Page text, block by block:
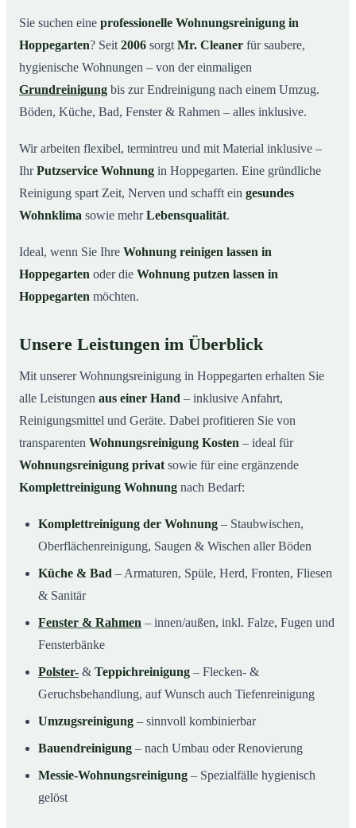
03Warum Mr. Cleaner in Hoppegarten?
04So funktioniert’s
05Typische Anlässe für eine Wohnungsreinigung
08So reinigen unsere Profis Ihre Wohnung in
Hoppegarten
Sie suchen eine professionelle Wohnungsreinigung in
Hoppegarten? Seit 2006 sorgt Mr. Cleaner für saubere,
hygienische Wohnungen – von der einmaligen
Grundreinigung bis zur Endreinigung nach einem Umzug.
Böden, Küche, Bad, Fenster & Rahmen – alles inklusive.
Wir arbeiten flexibel, termintreu und mit Material inklusive –
IhrPutzservice Wohnung in Hoppegarten. Eine gründliche
Reinigung spart Zeit, Nerven und schafft ein gesundes
Wohnklima sowie mehrLebensqualität.
Ideal, wenn Sie Ihre Wohnung reinigen lassen in
Hoppegarten oder die Wohnung putzen lassen in
Hoppegarten möchten.
Unsere Leistungen im Überblick
Mit unserer Wohnungsreinigung in Hoppegarten erhalten Sie
alle Leistungen aus einer Hand – inklusive Anfahrt,
Reinigungsmittel und Geräte. Dabei profitieren Sie von
transparenten Wohnungsreinigung Kosten – ideal für
Wohnungsreinigung privat sowie für eine ergänzende
Komplettreinigung Wohnung nach Bedarf:
Komplettreinigung der Wohnung – Staubwischen,
Oberflächenreinigung, Saugen & Wischen aller Böden
Küche & Bad – Armaturen, Spüle, Herd, Fronten, Fliesen
& Sanitär
Fenster & Rahmen – innen/außen, inkl. Falze, Fugen und
Fensterbänke
Polster- & Teppichreinigung – Flecken- &
Geruchsbehandlung, auf Wunsch auch Tiefenreinigung
Umzugsreinigung – sinnvoll kombinierbar
Bauendreinigung – nach Umbau oder Renovierung
Messie-Wohnungsreinigung – Spezialfälle hygienisch
gelöst